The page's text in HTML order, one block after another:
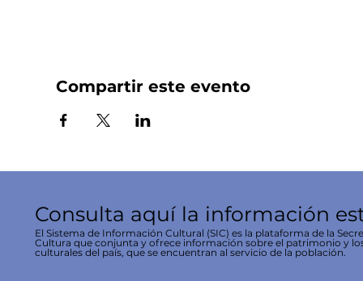
Compartir este evento
Consulta aquí la información
El Sistema de Información Cultural (SIC) es la plataforma de la
Cultura que conjunta y ofrece información sobre el patrimonio y
culturales del país, que se encuentran al servicio de la población.